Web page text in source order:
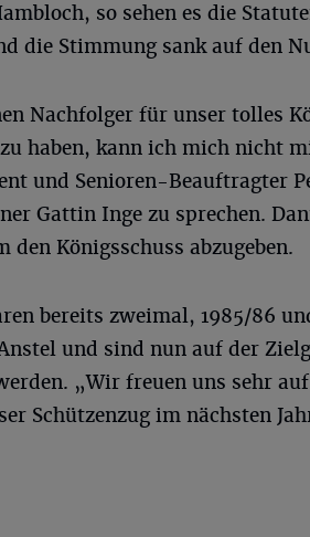
so sehen es die
die Stimmung sank auf den
Nachfolger für unser tolles
haben, kann ich mich nicht
und Senioren-Beauftragter
Gattin Inge zu sprechen.
den Königsschuss abzugeben.
bereits zweimal, 1985/86
und sind nun auf der
„Wir freuen uns sehr
Schützenzug im nächsten